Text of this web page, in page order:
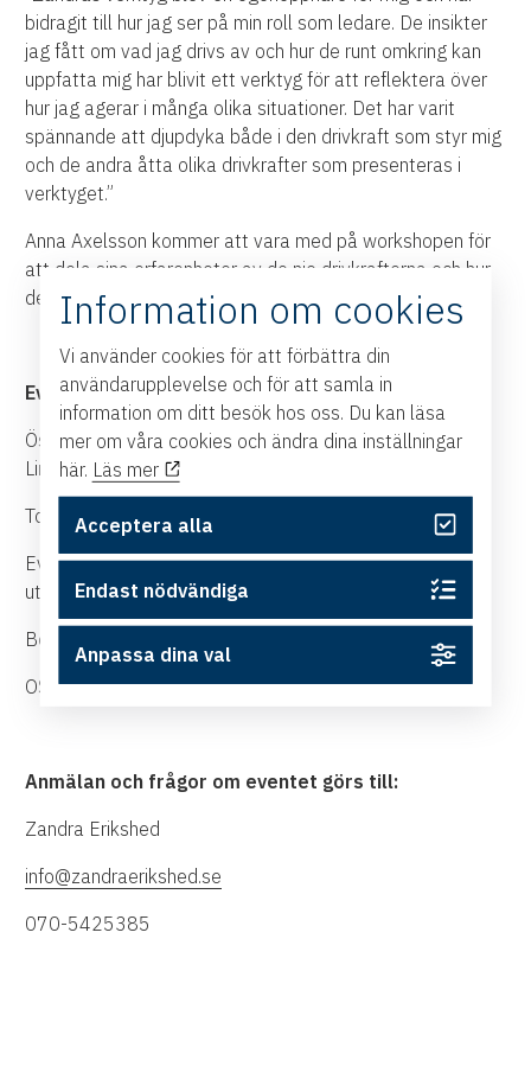
bidragit till hur jag ser på min roll som ledare. De insikter
jag fått om vad jag drivs av och hur de runt omkring kan
uppfatta mig har blivit ett verktyg för att reflektera över
hur jag agerar i många olika situationer. Det har varit
spännande att djupdyka både i den drivkraft som styr mig
och de andra åtta olika drivkrafter som presenteras i
verktyget.”
Anna Axelsson kommer att vara med på workshopen för
att dela sina erfarenheter av de nio drivkrafterna och hur
det har hjälpt henne i sitt ledarskap.
Event:
Östsvenska Handelskammaren, LINK Business Center i
Linköping
Torsdagen den 13 oktober, kl 13.00-16.00
Eventet är kostnadsfritt, men vid uteblivet deltagande
utgår en avgift på 500 kr.
Begränsat antal platser.
OSA senast 11 oktober.
Anmälan och frågor om eventet görs till:
Zandra Erikshed
info@zandraerikshed.se
070-5425385
Information om cookies
Vi använder cookies för att förbättra din
användarupplevelse och för att samla in
information om ditt besök hos oss. Du kan läsa
mer om våra cookies och ändra dina inställningar
här. Läs mer
Acceptera alla
Endast nödvändiga
Anpassa dina val